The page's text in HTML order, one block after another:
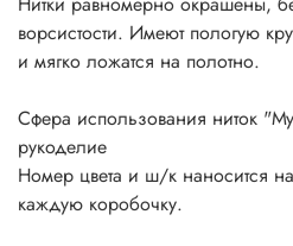
ворсистости. Имеют пологую
и мягко ложатся на полотно.
Сфера использования ниток
рукоделие
Номер цвета и ш/к наносится
каждую коробочку.